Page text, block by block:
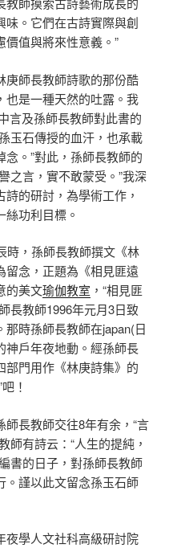
味。它們在古詩實際與創
值與將來性意義。”
庚師長教師詩歌的那份酷
也是一種天然的吐露。我
言及孫師長教師對此書的
玉石傳授的血汗，也承載
。”對此，孫師長教師的
之言，實不敢蒙受。”我深
的研討，為學術工作，
功利目標。
時，孫師長教師撰文《林
留念，正題為《相見匪遠
的美文瑜伽教室 ，“相見匪
長教師1996年元月3日致
時孫師長教師在japan(日
神戶年夜地動。經孫師長
部門用作《林庚詩集》的
！
長教師交往8年有余，“言
師有詩云：“人生的提純，
書的日子，對孫師長教師
。謹以此文留念孫玉石師
夜學人文社科高級研討院